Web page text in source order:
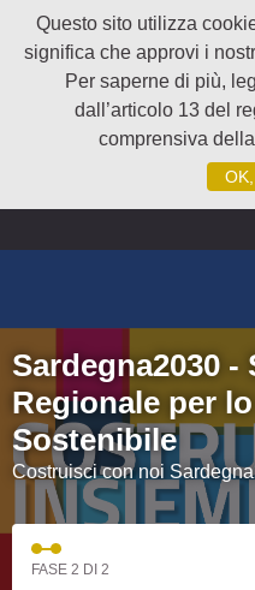
Questo sito utilizza
significa che approvi i
Per saperne di più,
dall’articolo 13 del
comprensiva
Sardegna2030 -
Regionale per
Sostenibile
Costruisci con noi
FASE 2 DI 2